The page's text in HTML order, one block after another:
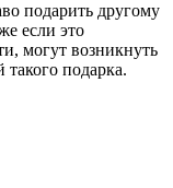
подарить другому
если это
могут возникнуть
такого подарка.